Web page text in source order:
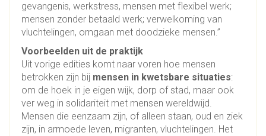
gevangenis, werkstress, mensen met flexibel werk;
mensen zonder betaald werk; verwelkoming van
vluchtelingen, omgaan met doodzieke mensen.”
Voorbeelden uit de praktijk
Uit vorige edities komt naar voren hoe mensen
betrokken zijn bij mensen in kwetsbare situaties:
om de hoek in je eigen wijk, dorp of stad, maar ook
ver weg in solidariteit met mensen wereldwijd.
Mensen die eenzaam zijn, of alleen staan, oud en ziek
zijn, in armoede leven, migranten, vluchtelingen. Het